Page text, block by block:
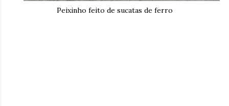
Peixinho feito de sucatas de ferro